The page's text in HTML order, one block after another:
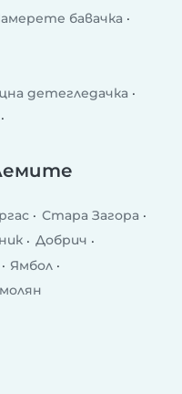
бавачка
детегледачка
детегледачка
Стара Загора
Добрич
Ямбол